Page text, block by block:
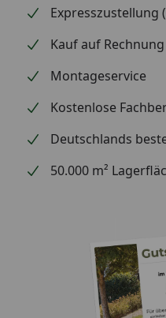
Expresszustellung
Kauf auf
Montageservice
Kostenlose
Deutschlands
50.000 m²